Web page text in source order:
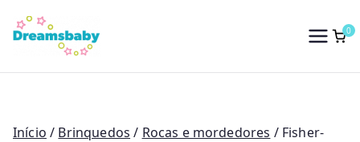
para
conteúdo
Dreams Baby
0
Início / Brinquedos / Rocas e mordedores / Fisher-